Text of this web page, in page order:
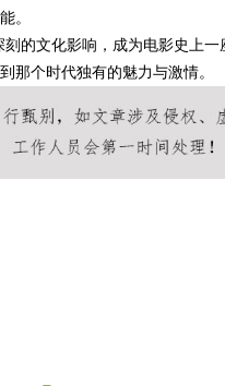
。
的文化影响，成为电影史上
那个时代独有的魅力与激情。